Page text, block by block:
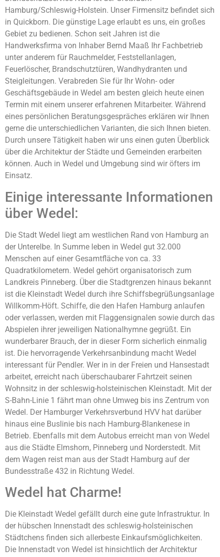
Hamburg/Schleswig-Holstein. Unser Firmensitz befindet sich
in Quickborn. Die günstige Lage erlaubt es uns, ein großes
Gebiet zu bedienen. Schon seit Jahren ist die
Handwerksfirma von Inhaber Bernd Maaß Ihr Fachbetrieb
unter anderem für Rauchmelder, Feststellanlagen,
Feuerlöscher, Brandschutztüren, Wandhydranten und
Steigleitungen. Verabreden Sie für Ihr Wohn- oder
Geschäftsgebäude in Wedel am besten gleich heute einen
Termin mit einem unserer erfahrenen Mitarbeiter. Während
eines persönlichen Beratungsgespräches erklären wir Ihnen
gerne die unterschiedlichen Varianten, die sich Ihnen bieten.
Durch unsere Tätigkeit haben wir uns einen guten Überblick
über die Architektur der Städte und Gemeinden erarbeiten
können. Auch in Wedel und Umgebung sind wir öfters im
Einsatz.
Einige interessante Informationen
über Wedel:
Die Stadt Wedel liegt am westlichen Rand von Hamburg an
der Unterelbe. In Summe leben in Wedel gut 32.000
Menschen auf einer Gesamtfläche von ca. 33
Quadratkilometern. Wedel gehört organisatorisch zum
Landkreis Pinneberg. Über die Stadtgrenzen hinaus bekannt
ist die Kleinstadt Wedel durch ihre Schiffsbegrüßungsanlage
Willkomm-Höft. Schiffe, die den Hafen Hamburg anlaufen
oder verlassen, werden mit Flaggensignalen sowie durch das
Abspielen ihrer jeweiligen Nationalhymne gegrüßt. Ein
wunderbarer Brauch, der in dieser Form sicherlich einmalig
ist. Die hervorragende Verkehrsanbindung macht Wedel
interessant für Pendler. Wer in in der Freien und Hansestadt
arbeitet, erreicht nach überschaubarer Fahrtzeit seinen
Wohnsitz in der schleswig-holsteinischen Kleinstadt. Mit der
S-Bahn-Linie 1 fährt man ohne Umweg bis ins Zentrum von
Wedel. Der Hamburger Verkehrsverbund HVV hat darüber
hinaus eine Buslinie bis nach Hamburg-Blankenese in
Betrieb. Ebenfalls mit dem Autobus erreicht man von Wedel
aus die Städte Elmshorn, Pinneberg und Norderstedt. Mit
dem Wagen reist man aus der Stadt Hamburg auf der
Bundesstraße 432 in Richtung Wedel.
Wedel hat Charme!
Die Kleinstadt Wedel gefällt durch eine gute Infrastruktur. In
der hübschen Innenstadt des schleswig-holsteinischen
Städtchens finden sich allerbeste Einkaufsmöglichkeiten.
Die Innenstadt von Wedel ist hinsichtlich der Architektur